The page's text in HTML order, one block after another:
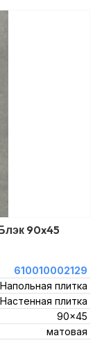
90x45
610010002129
Напольная плитка
Настенная плитка
90x45
матовая